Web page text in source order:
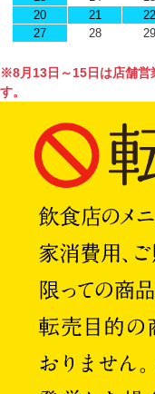
20
21 22
27
28 29
※8月13日～15日は店舗営
す。